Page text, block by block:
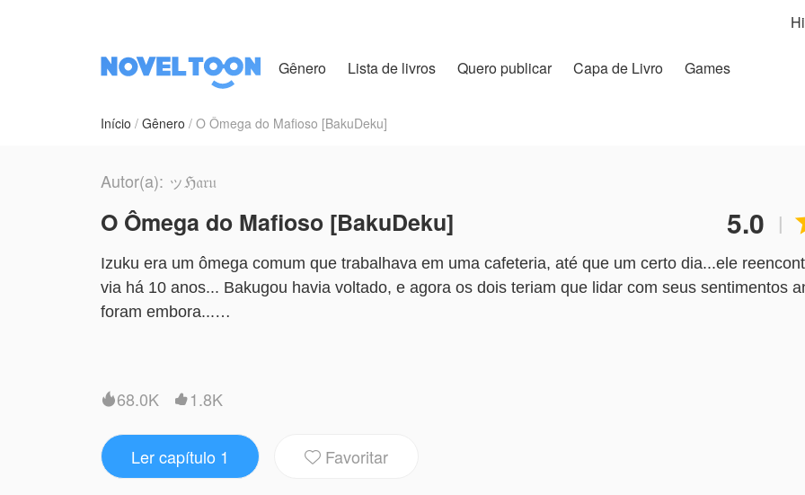
Gênero Lista de livros Quero publicar Capa de Livro Games
Início Gênero O Ômega do Mafioso [BakuDeku]
Autor(a): ッℌ𝔞𝔯𝔲 ︎
O Ômega do Mafioso [BakuDeku] 5.0 |
Izuku era um ômega comum que trabalhava em uma cafeteria, até que um certo dia...ele
via há 10 anos... Bakugou havia voltado, e agora os dois teriam que lidar com seus sentimentos
foram embora...
NovelToon tem autorização de ッℌ𝔞𝔯𝔲 ︎ para publicar esta obra, o conteúdo é baseado na
não representa a perspectiva de NovelToon
68.0K  1.8K
Ler capítulo 1  Favoritar